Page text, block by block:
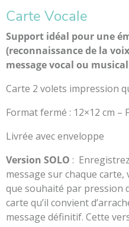
Carte Vocale
Support idéal pour une
(reconnaissance de la
message vocal ou
Carte 2 volets impression
Format fermé : 12×12 cm –
Livrée avec enveloppe
Version SOLO :
message sur chaque carte,
que souhaité par pression
carte qu’il convient
message définitif. Cette